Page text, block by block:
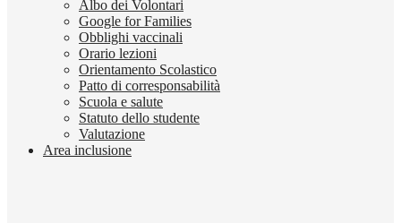
Albo dei Volontari
Google for Families
Obblighi vaccinali
Orario lezioni
Orientamento Scolastico
Patto di corresponsabilità
Scuola e salute
Statuto dello studente
Valutazione
Area inclusione